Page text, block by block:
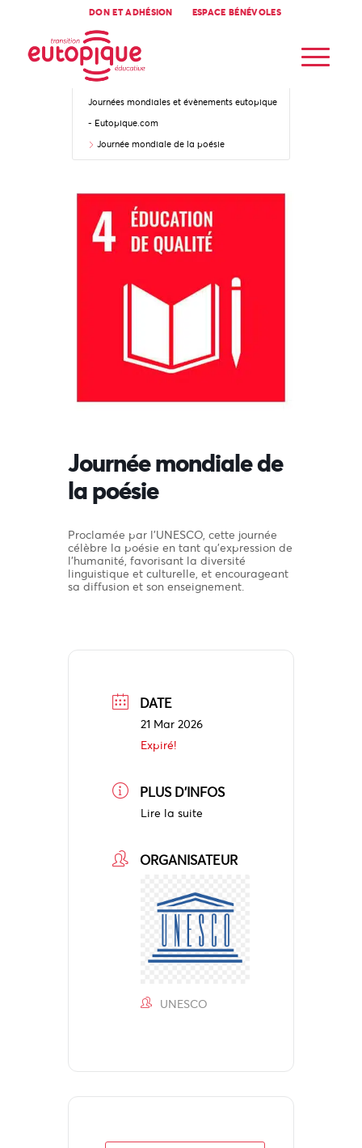
DON ET ADHÉSION ESPACE BÉNÉVOLES
Accueil
Journées mondiales et évènements eutopique
- Eutopique.com
Journée mondiale de la poésie
Journée mondiale de
la poésie
Proclamée par l’UNESCO, cette journée
célèbre la poésie en tant qu’expression de
l’humanité, favorisant la diversité
linguistique et culturelle, et encourageant
sa diffusion et son enseignement.
DATE
21 Mar 2026
Expiré!
PLUS D'INFOS
Lire la suite
ORGANISATEUR
UNESCO